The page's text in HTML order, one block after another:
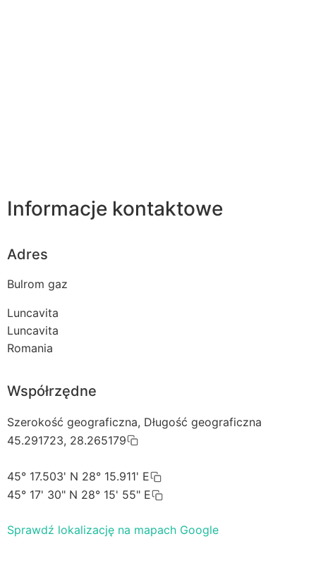
Informacje kontaktowe
Adres
Bulrom gaz
Luncavita
Luncavita
Romania
Współrzędne
Szerokość geograficzna, Długość geograficzna
45.291723, 28.265179
45° 17.503' N 28° 15.911' E
45° 17' 30" N 28° 15' 55" E
Sprawdź lokalizację na mapach Google